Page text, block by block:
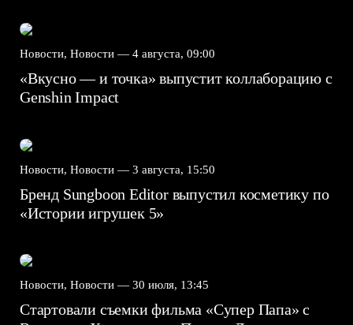
Новости, Новости — 4 августа, 09:00
«Вкусно — и точка» выпустит коллаборацию с
Genshin Impact⁠⁠
Новости, Новости — 3 августа, 15:50
Бренд Sungboon Editor выпустил косметику по
«Истории игрушек 5»
Новости, Новости — 30 июля, 13:45
Стартовали съемки фильма «Супер Папа» с